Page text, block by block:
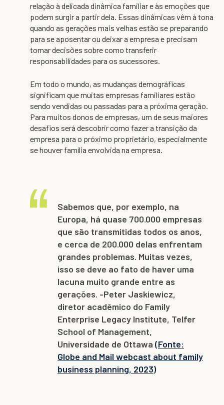
relação à delicada dinâmica familiar e às emoções que
podem surgir a partir dela. Essas dinâmicas vêm à tona
quando as gerações mais velhas estão se preparando
para se aposentar ou deixar a empresa e precisam
tomar decisões sobre como transferir
responsabilidades para os sucessores.
Em todo o mundo, as mudanças demográficas
significam que muitas empresas familiares estão
sendo vendidas ou passadas para a próxima geração.
Para muitos donos de empresas, um de seus maiores
desafios será descobrir como fazer a transição da
empresa para o próximo proprietário, especialmente
se houver família envolvida na empresa.
Sabemos que, por exemplo, na
Europa, há quase 700.000 empresas
que são transmitidas todos os anos,
e cerca de 200.000 delas enfrentam
grandes problemas. Muitas vezes,
isso se deve ao fato de haver uma
lacuna muito grande entre as
gerações. -Peter Jaskiewicz,
diretor acadêmico do Family
Enterprise Legacy Institute, Telfer
School of Management,
Universidade de Ottawa (Fonte:
Globe and Mail webcast about family
business planning, 2023)